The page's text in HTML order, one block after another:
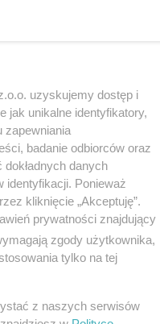
uzyskujemy dostęp i
jak unikalne identyfikatory,
zapewniania
badanie odbiorców oraz
danych
identyfikacji. Ponieważ
kliknięcie „Akceptuję”.
prywatności znajdujący
zgody użytkownika,
tylko na tej
z naszych serwisów